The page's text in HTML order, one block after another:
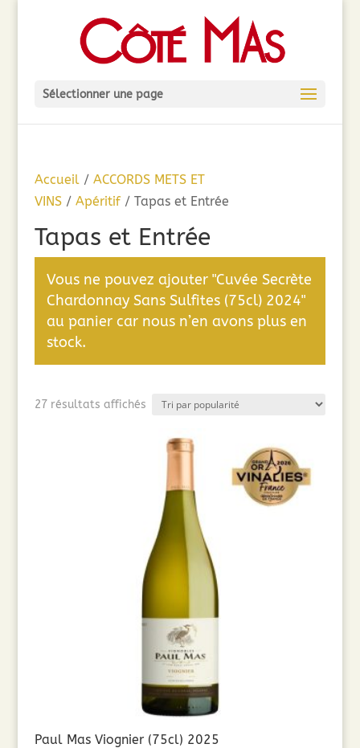
Sélectionner une page
Accueil/ ACCORDS METS ET
VINS/ Apéritif/ Tapas et Entrée
Tapas et Entrée
Vous ne pouvez ajouter "Cuvée Secrète
Chardonnay Sans Sulfites (75cl) 2024"
au panier car nous n’en avons plus en
stock.
27 résultats affichésTrié
popularité
Paul Mas Viognier (75cl) 2025